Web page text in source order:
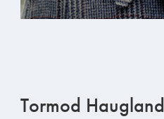
Tormod Haugland